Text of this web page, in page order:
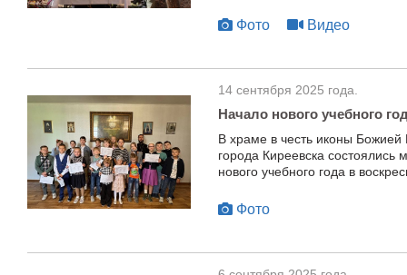
Фото Видео
14 сентября 2025 года.
Начало нового учебного
В храме в честь иконы
города Киреевска
нового учебного года в
Фото